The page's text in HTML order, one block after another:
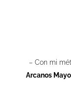
– Con mi
Arcanos